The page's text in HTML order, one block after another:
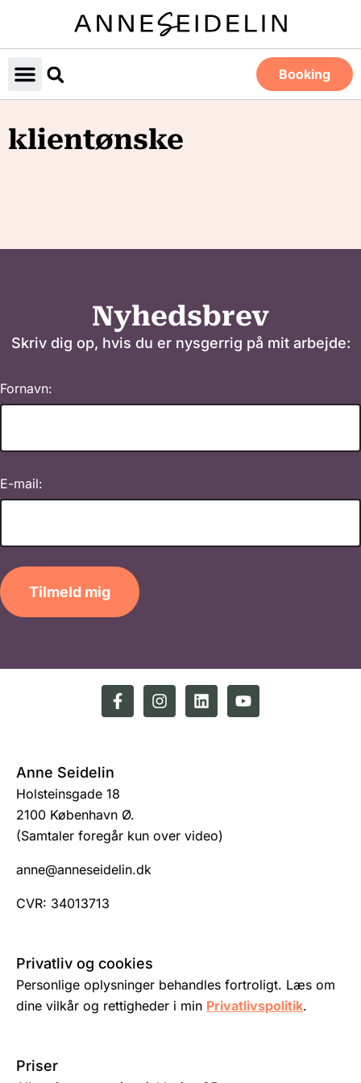
Booking
klientønske
Nyhedsbrev
Skriv dig op, hvis du er nysgerrig på mit arbejde:
Fornavn:
E-mail:
Tilmeld mig
Anne Seidelin
Holsteinsgade 18
2100 København Ø.
(Samtaler foregår kun over video)
anne@anneseidelin.dk
CVR: 34013713
Privatliv og cookies
Personlige oplysninger behandles fortroligt. Læs om
dine vilkår og rettigheder i min Privatlivspolitik.
Priser